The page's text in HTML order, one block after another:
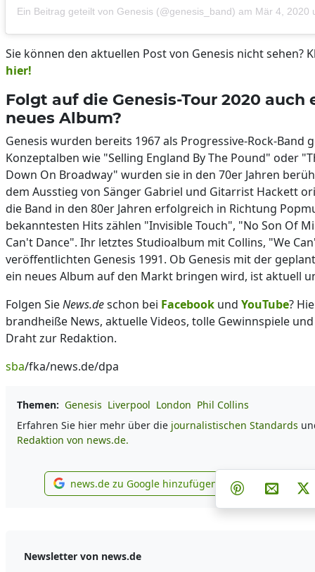
Ein Beitrag geteilt von Genesis (@genesis_band) am Mär 4, 2020
Sie können den aktuellen Post von Genesis nicht sehen?
hier!
Folgt auf die Genesis-Tour 2020 auch
neues Album?
Genesis wurden bereits 1967 als Progressive-Rock-Band
Konzeptalben wie "Selling England By The Pound" oder
Down On Broadway" wurden sie in den 70er Jahren
dem Ausstieg von Sänger Gabriel und Gitarrist Hackett
die Band in den 80er Jahren erfolgreich in Richtung
bekanntesten Hits zählen "Invisible Touch", "No Son Of
Can't Dance". Ihr letztes Studioalbum mit Collins, "We
veröffentlichten Genesis 1991. Ob Genesis mit der
ein neues Album auf den Markt bringen wird, ist aktuell
Folgen SieNews.deschon bei Facebook und YouTube?
brandheiße News, aktuelle Videos, tolle Gewinnspiele
Draht zur Redaktion.
sba/fka/news.de/dpa
Themen: Genesis Liverpool London Phil Collins
Erfahren Sie hier mehr über die journalistischen Standards
Redaktion von news.de.
news.de zu Google hinzufügen
news.de zu Google hinzufügen Teilen auf
Teilen aufPer E-
Newsletter von news.de